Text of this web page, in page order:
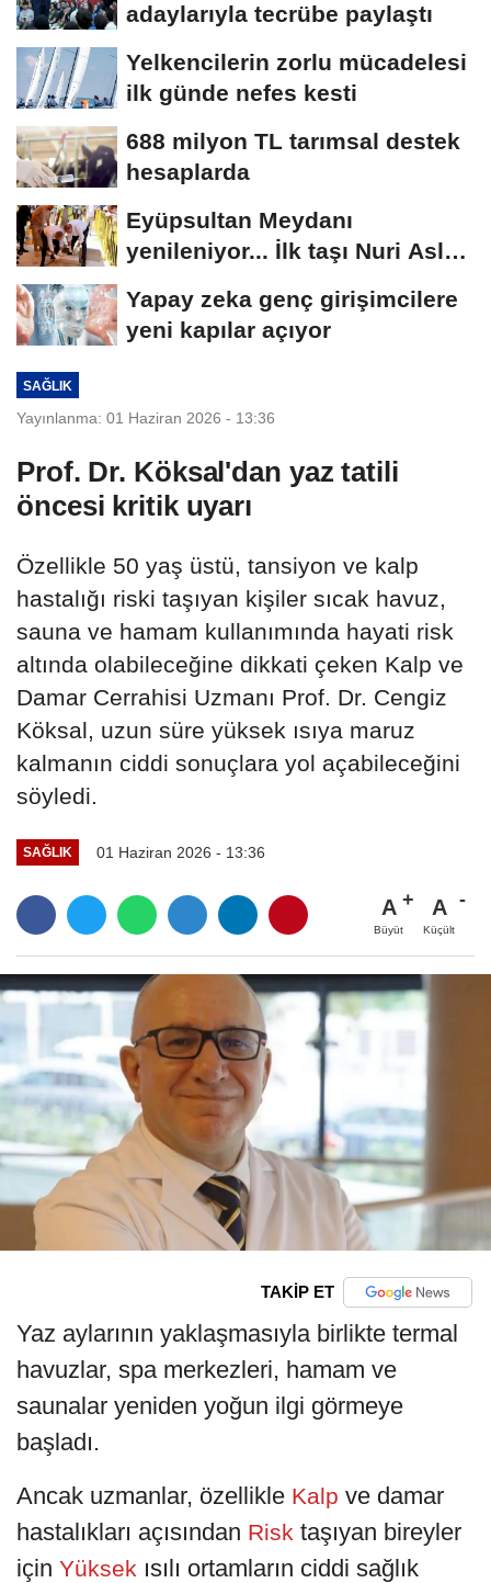
adaylarıyla tecrübe paylaştı
Yelkencilerin zorlu mücadelesi
ilk günde nefes kesti
688 milyon TL tarımsal destek
hesaplarda
Eyüpsultan Meydanı
yenileniyor... İlk taşı Nuri Aslan
Yapay zeka genç girişimcilere
yeni kapılar açıyor
SAĞLIK
Yayınlanma: 01 Haziran 2026 - 13:36
Prof. Dr. Köksal'dan yaz tatili
öncesi kritik uyarı
Özellikle 50 yaş üstü, tansiyon ve kalp
hastalığı riski taşıyan kişiler sıcak havuz,
sauna ve hamam kullanımında hayati risk
altında olabileceğine dikkati çeken Kalp ve
Damar Cerrahisi Uzmanı Prof. Dr. Cengiz
Köksal, uzun süre yüksek ısıya maruz
kalmanın ciddi sonuçlara yol açabileceğini
söyledi.
SAĞLIK 01 Haziran 2026 - 13:36
A
Büyüt
A
Küçült
TAKİP ET
Yaz aylarının yaklaşmasıyla birlikte termal
havuzlar, spa merkezleri, hamam ve
saunalar yeniden yoğun ilgi görmeye
başladı.
Ancak uzmanlar, özellikle Kalp ve damar
hastalıkları açısından Risk taşıyan bireyler
için Yüksek ısılı ortamların ciddi sağlık